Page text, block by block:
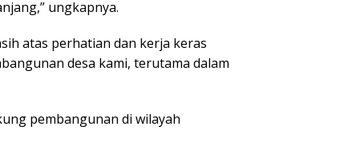
ungkapnya.
atas perhatian dan kerja keras
desa kami, terutama dalam
pembangunan di wilayah